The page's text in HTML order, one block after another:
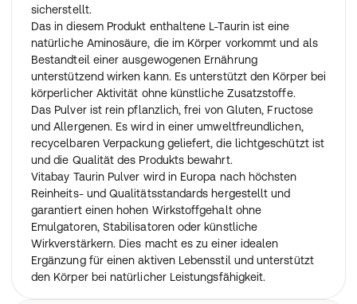
sicherstellt.
Das in diesem Produkt enthaltene L-Taurin ist eine
natürliche Aminosäure, die im Körper vorkommt und als
Bestandteil einer ausgewogenen Ernährung
unterstützend wirken kann. Es unterstützt den Körper bei
körperlicher Aktivität ohne künstliche Zusatzstoffe.
Das Pulver ist rein pflanzlich, frei von Gluten, Fructose
und Allergenen. Es wird in einer umweltfreundlichen,
recycelbaren Verpackung geliefert, die lichtgeschützt ist
und die Qualität des Produkts bewahrt.
Vitabay Taurin Pulver wird in Europa nach höchsten
Reinheits- und Qualitätsstandards hergestellt und
garantiert einen hohen Wirkstoffgehalt ohne
Emulgatoren, Stabilisatoren oder künstliche
Wirkverstärkern. Dies macht es zu einer idealen
Ergänzung für einen aktiven Lebensstil und unterstützt
den Körper bei natürlicher Leistungsfähigkeit.